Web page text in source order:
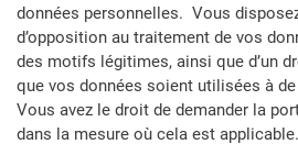
données personnelles. Vous
d’opposition au traitement de vos
des motifs légitimes, ainsi que d’un
que vos données soient utilisées à
Vous avez le droit de demander la
dans la mesure où cela est